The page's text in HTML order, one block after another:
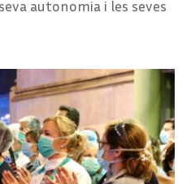
autonomia i les seves